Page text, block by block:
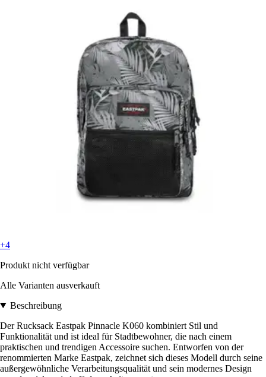
+4
Produkt nicht verfügbar
Alle Varianten ausverkauft
Beschreibung
Der Rucksack Eastpak Pinnacle K060 kombiniert Stil und
Funktionalität und ist ideal für Stadtbewohner, die nach einem
praktischen und trendigen Accessoire suchen. Entworfen von der
renommierten Marke Eastpak, zeichnet sich dieses Modell durch seine
außergewöhnliche Verarbeitungsqualität und sein modernes Design